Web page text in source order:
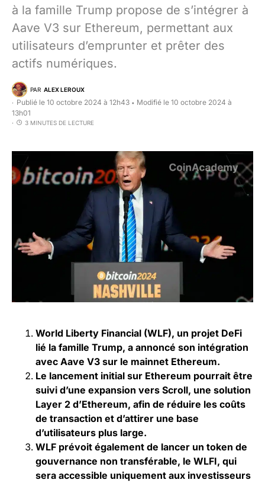
à la famille Trump propose de s’intégrer à
Aave V3 sur Ethereum, permettant aux
utilisateurs d’emprunter et prêter des
actifs numériques.
PAR ALEX LEROUX
Publié le 10 octobre 2024 à 12h43 • Modifié le 10 octobre 2024 à
13h01
3 MINUTES DE LECTURE
World Liberty Financial (WLF), un projet DeFi
lié la famille Trump, a annoncé son intégration
avec Aave V3 sur le mainnet Ethereum.
Le lancement initial sur Ethereum pourrait être
suivi d’une expansion vers Scroll, une solution
Layer 2 d’Ethereum, afin de réduire les coûts
de transaction et d’attirer une base
d’utilisateurs plus large.
WLF prévoit également de lancer un token de
gouvernance non transférable, le WLFI, qui
sera accessible uniquement aux investisseurs